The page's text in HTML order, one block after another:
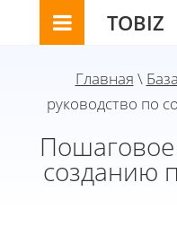
TOBIZ
Главная \
руководство по
Пошаговое
созданию